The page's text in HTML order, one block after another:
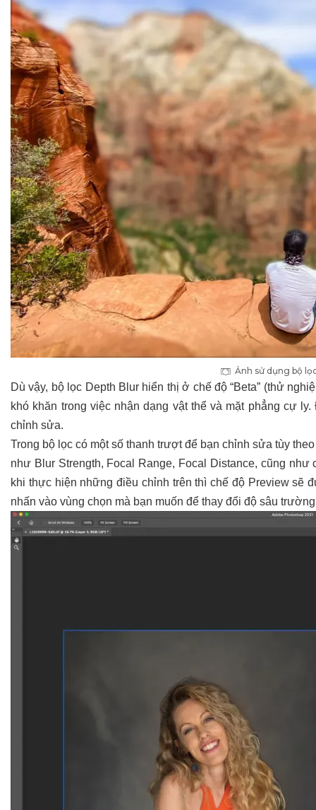
Ảnh sử dụng bộ
Dù vậy, bộ lọc Depth Blur hiển thị ở chế độ “Beta” (thử
khó khăn trong việc nhận dạng vật thể và mặt phẳng cự
chỉnh sửa.
Trong bộ lọc có một số thanh trượt để bạn chỉnh sửa tùy
như Blur Strength, Focal Range, Focal Distance, cũng như
khi thực hiện những điều chỉnh trên thì chế độ Preview sẽ
nhấn vào vùng chọn mà bạn muốn để thay đổi độ sâu